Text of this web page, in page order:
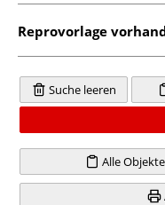
Reprovorlage
Suche leeren
Alle